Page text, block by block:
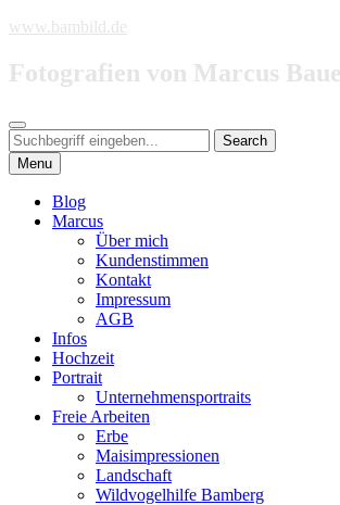
Skip
content
www.bambild.de
Fotografien von Marcus
Search
Search
for:
Search
Menu
Blog
Marcus
Über mich
Kundenstimmen
Kontakt
Impressum
AGB
Infos
Hochzeit
Portrait
Unternehmensportraits
Freie Arbeiten
Erbe
Maisimpressionen
Landschaft
Wildvogelhilfe Bamberg